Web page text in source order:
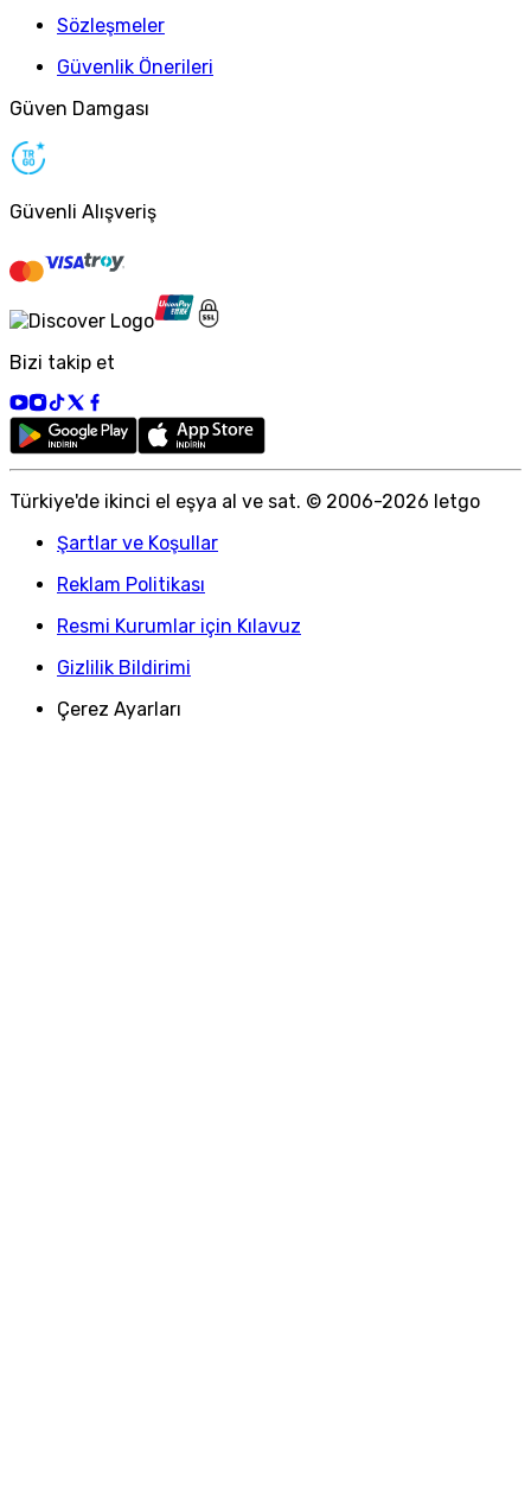
Sözleşmeler
Güvenlik Önerileri
Güven Damgası
Güvenli Alışveriş
Bizi takip et
Türkiye'de ikinci el eşya al ve sat. © 2006-2026 letgo
Şartlar ve Koşullar
Reklam Politikası
Resmi Kurumlar için Kılavuz
Gizlilik Bildirimi
Çerez Ayarları